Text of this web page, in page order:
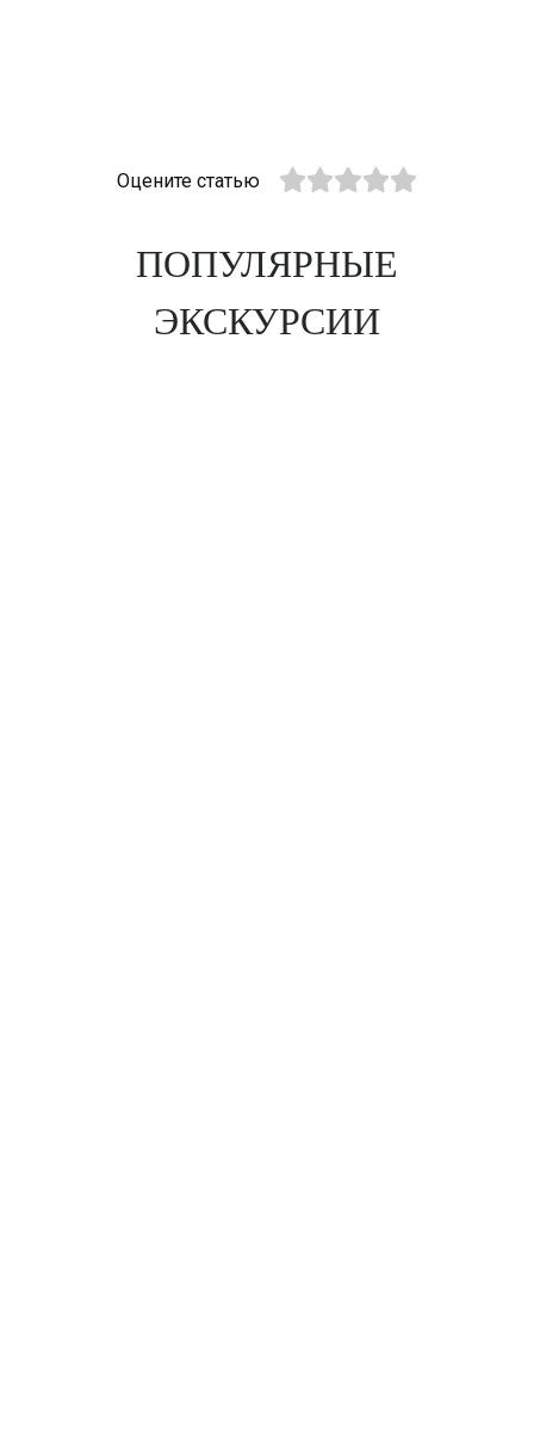
Оцените статью
ПОПУЛЯРНЫЕ
ЭКСКУРСИИ